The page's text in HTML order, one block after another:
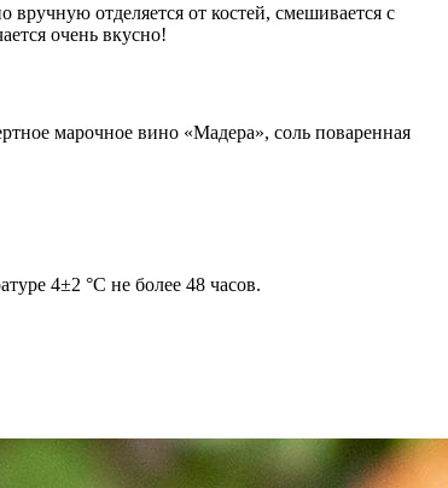
отделяется от костей, смешивается с
очень вкусно!
марочное вино «Мадера», соль поваренная
4±2 °С не более 48 часов.